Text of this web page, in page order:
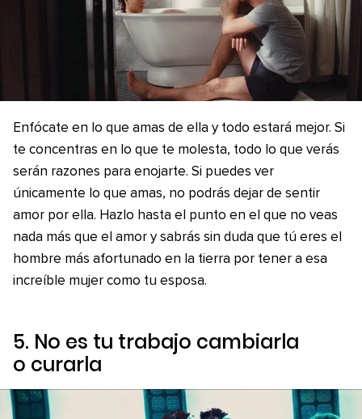
Enfócate en lo que amas de ella y todo estará mejor. Si
te concentras en lo que te molesta, todo lo que verás
serán razones para enojarte. Si puedes ver
únicamente lo que amas, no podrás dejar de sentir
amor por ella. Hazlo hasta el punto en el que no veas
nada más que el amor y sabrás sin duda que tú eres el
hombre más afortunado en la tierra por tener a esa
increíble mujer como tu esposa.
5. No es tu trabajo cambiarla
o curarla